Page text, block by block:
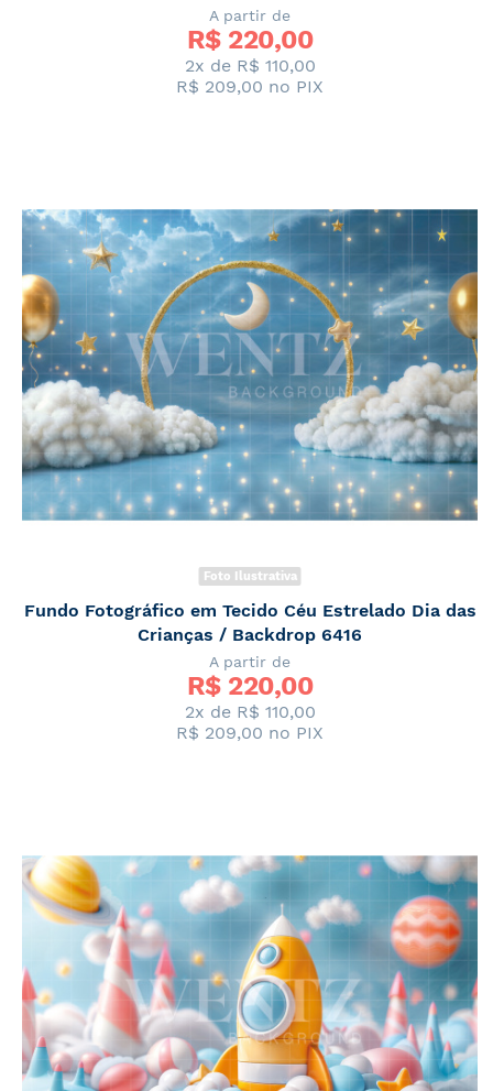
A partir de
R$ 220,00
2x de R$ 110,00
R$ 209,00 no PIX
Foto Ilustrativa
Fundo Fotográfico em Tecido Céu Estrelado Dia das
Crianças / Backdrop 6416
A partir de
R$ 220,00
2x de R$ 110,00
R$ 209,00 no PIX